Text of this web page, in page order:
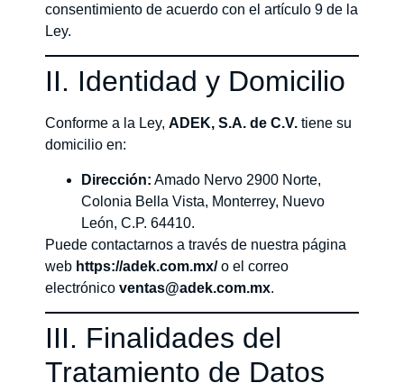
consentimiento de acuerdo con el artículo 9 de la
Ley.
II. Identidad y Domicilio
Conforme a la Ley, ADEK, S.A. de C.V. tiene su
domicilio en:
Dirección: Amado Nervo 2900 Norte,
Colonia Bella Vista, Monterrey, Nuevo
León, C.P. 64410.
Puede contactarnos a través de nuestra página
web https://adek.com.mx/o el correo
electrónico ventas@adek.com.mx.
III. Finalidades del
Tratamiento de Datos